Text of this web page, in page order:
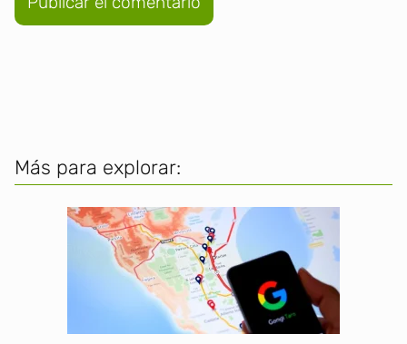
Más para explorar: